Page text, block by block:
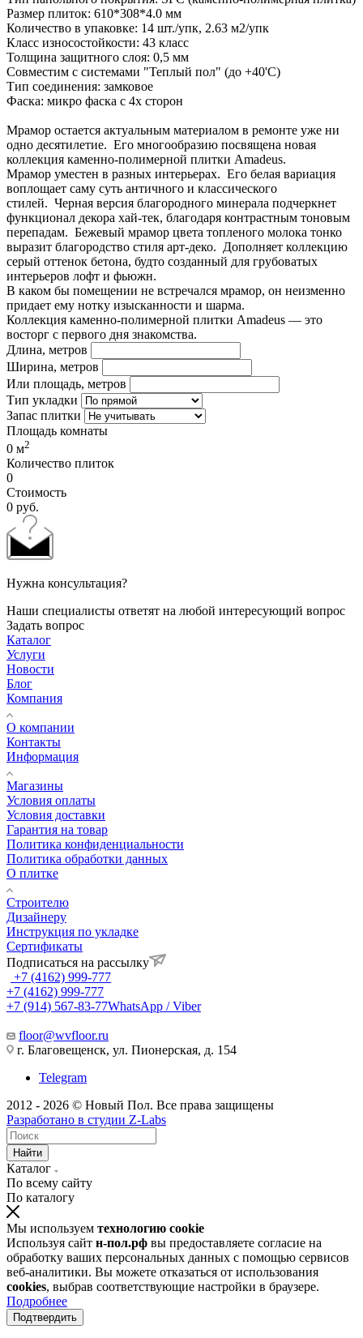
Размер плиток: 610*308*4.0 мм
Количество в упаковке: 14 шт./упк, 2.63 м2/упк
Класс износостойкости: 43 класс
Толщина защитного слоя: 0,5 мм
Совместим с системами "Теплый пол" (до +40'С)
Тип соединения: замковое
Фаска: микро фаска с 4х сторон
Мрамор остается актуальным материалом в ремонте уже ни
одно десятилетие. Его многообразию посвящена новая
коллекция каменно-полимерной плитки Amadeus.
Мрамор уместен в разных интерьерах. Его белая вариация
воплощает саму суть античного и классического
стилей. Черная версия благородного минерала подчеркнет
функционал декора хай-тек, благодаря контрастным тоновым
перепадам. Бежевый мрамор цвета топленого молока тонко
выразит благородство стиля арт-деко. Дополняет коллекцию
серый оттенок бетона, будто созданный для грубоватых
интерьеров лофт и фьюжн.
В каком бы помещении не встречался мрамор, он неизменно
придает ему нотку изысканности и шарма.
Коллекция каменно-полимерной плитки Amadeus — это
восторг с первого дня знакомства.
Длина, метров
Ширина, метров
Или площадь, метров
Тип укладки
Запас плитки
Площадь комнаты
0 м2
Количество плиток
0
Стоимость
0 руб.
Нужна консультация?
Наши специалисты ответят на любой интересующий вопрос
Задать вопрос
Каталог
Услуги
Новости
Блог
Компания
О компании
Контакты
Информация
Магазины
Условия оплаты
Условия доставки
Гарантия на товар
Политика конфиденциальности
Политика обработки данных
О плитке
Строителю
Дизайнеру
Инструкция по укладке
Сертификаты
Подписаться на рассылку
+7 (4162) 999-777
+7 (4162) 999-777
+7 (914) 567-83-77WhatsApp / Viber
floor@wvfloor.ru
г. Благовещенск, ул. Пионерская, д. 154
Telegram
2012 - 2026 © Новый Пол. Все права защищены
Разработано в студии Z-Labs
Найти
Каталог
По всему сайту
По каталогу
Мы используем технологию cookie
Используя сайт н-пол.рф вы предоставляете согласие на
обработку ваших персональных данных с помощью сервисов
веб-аналитики. Вы можете отказаться от использования
cookies, выбрав соответствующие настройки в браузере.
Подробнее
Подтвердить